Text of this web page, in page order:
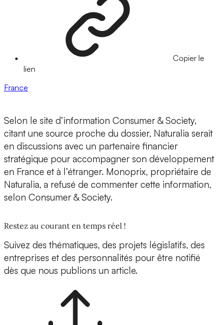
Copier le
lien
France
Selon le site d’information Consumer & Society,
citant une source proche du dossier, Naturalia serait
en discussions avec un partenaire financier
stratégique pour accompagner son développement
en France et à l’étranger. Monoprix, propriétaire de
Naturalia, a refusé de commenter cette information,
selon Consumer & Society.
Restez au courant en temps réel !
Suivez des thématiques, des projets législatifs, des
entreprises et des personnalités pour être notifié
dès que nous publions un article.